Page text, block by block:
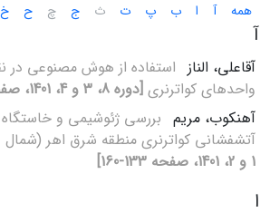
همه آ ا ب پ ت ث ج چ ح خ
آ
آقاعلی، الناز استفاده از هوش مصنوعی در
واحدهای کواترنری [دوره 8، 3 و 4، 1401، صفحه 389-413]
آهنکوب، مریم بررسی ژئوشیمی و
آتشفشانی کواترنری منطقه شرق اهر (شمال
1 و 2، 1401، صفحه 133-160]
ا